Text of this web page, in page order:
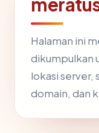
Halaman ini
dikumpulkan
lokasi server,
domain, dan